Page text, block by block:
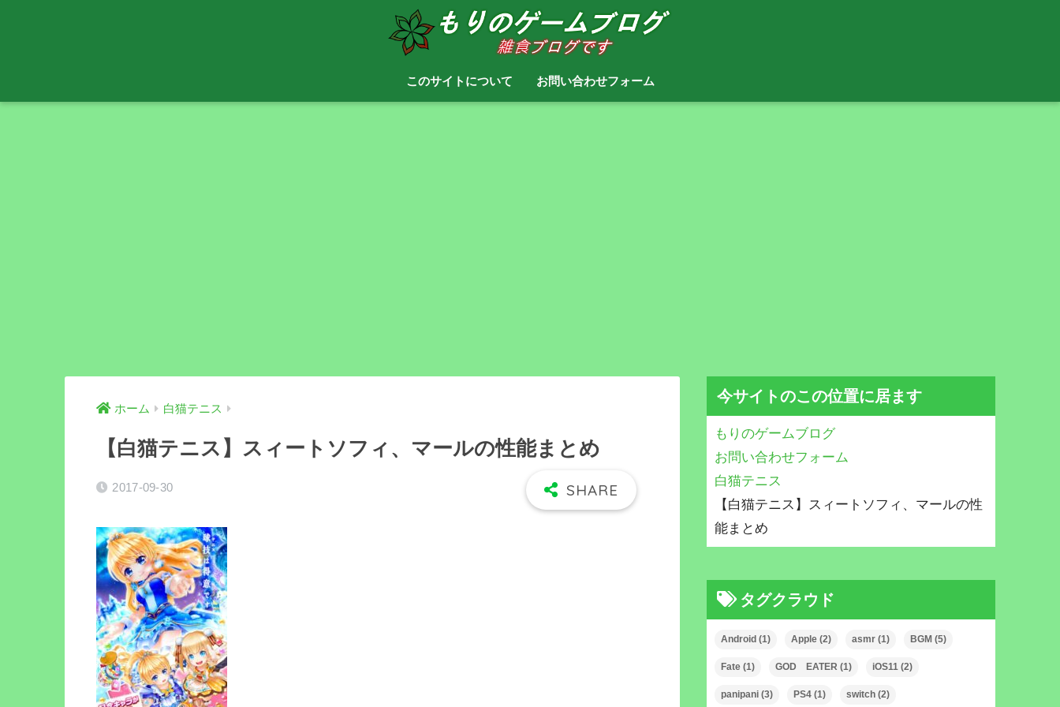
このサイトについて お問い合わせフォーム
ホーム 白猫テニス
【白猫テニス】スィートソフィ、マールの性能まとめ
2017-09-30
今サイトのこの位置に居ます
もりのゲームブログ
お問い合わせフォーム
白猫テニス
【白猫テニス】スィートソフィ、マールの性
能まとめ
タグクラウド
Android (1) Apple (2) asmr (1) BGM (5)
Fate (1) GOD EATER (1) iOS11 (2)
panipani (3) PS4 (1) switch (2)